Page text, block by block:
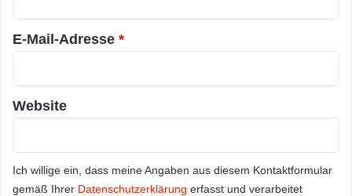
*
E-Mail-Adresse *
Website
Ich willige ein, dass meine Angaben aus diesem Kontaktformular
gemäß Ihrer Datenschutzerklärung erfasst und verarbeitet